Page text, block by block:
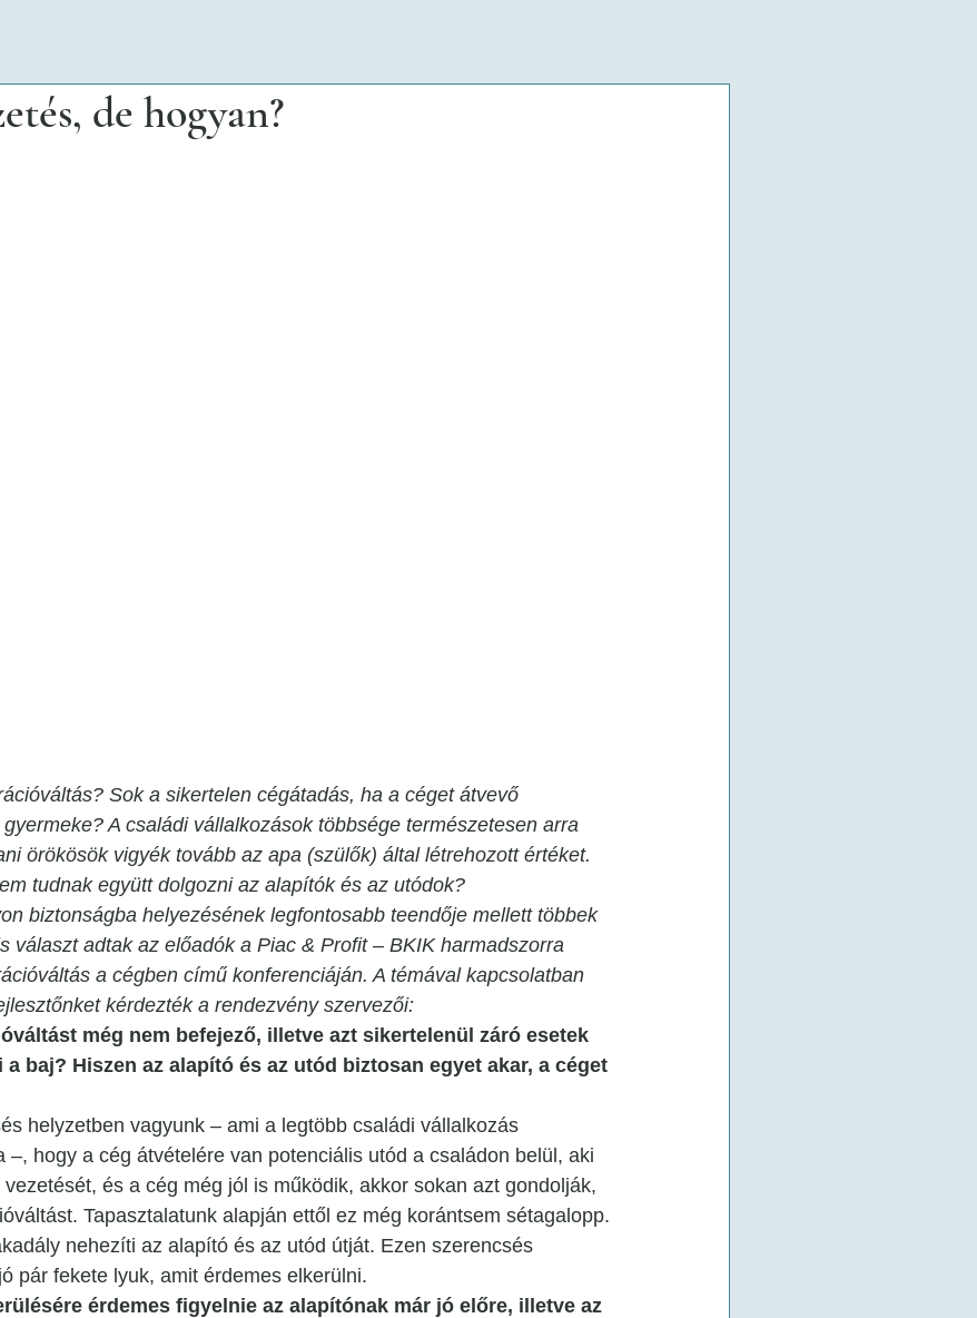
de hogyan?
Sok a sikertelen cégátadás, ha a céget átvevő
A családi vállalkozások többsége természetesen arra
örökösök vigyék tovább az apa (szülők) által létrehozott értéket.
tudnak együtt dolgozni az alapítók és az utódok?
biztonságba helyezésének legfontosabb teendője mellett többek
választ adtak az előadók a Piac & Profit – BKIK harmadszorra
a cégben című konferenciáján. A témával kapcsolatban
kérdezték a rendezvény szervezői:
még nem befejező, illetve azt sikertelenül záró esetek
baj? Hiszen az alapító és az utód biztosan egyet akar, a céget
helyzetben vagyunk – ami a legtöbb családi vállalkozás
–, hogy a cég átvételére van potenciális utód a családon belül, aki
és a cég még jól is működik, akkor sokan azt gondolják,
Tapasztalatunk alapján ettől ez még korántsem sétagalopp.
nehezíti az alapító és az utód útját. Ezen szerencsés
pár fekete lyuk, amit érdemes elkerülni.
érdemes figyelnie az alapítónak már jó előre, illetve az